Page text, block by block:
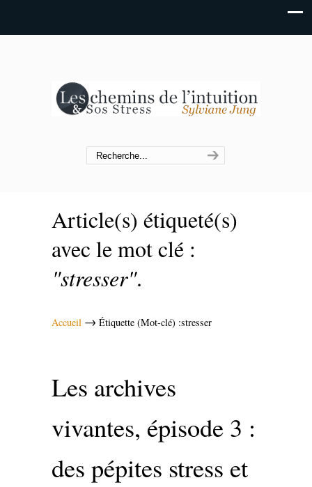
Article(s) étiqueté(s)
avec le mot clé :
"stresser".
Accueil → Étiquette (Mot-clé) :stresser
Les archives
vivantes, épisode 3 :
des pépites stress et